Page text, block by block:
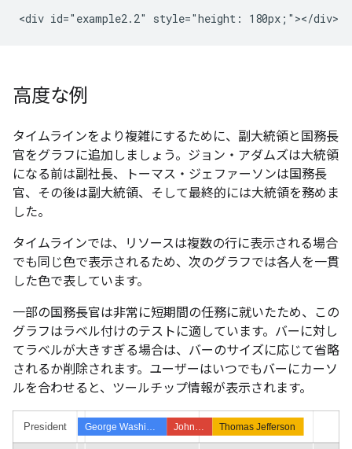
高度な例
タイムラインをより複雑にするために、副大統領と国務長
官をグラフに追加しましょう。ジョン・アダムズは大統領
になる前は副社長、トーマス・ジェファーソンは国務長
官、その後は副大統領、そして最終的には大統領を務めま
した。
タイムラインでは、リソースは複数の行に表示される場合
でも同じ色で表示されるため、次のグラフでは各人を一貫
した色で表しています。
一部の国務長官は非常に短期間の任務に就いたため、この
グラフはラベル付けのテストに適しています。バーに対し
てラベルが大きすぎる場合は、バーのサイズに応じて省略
されるか削除されます。ユーザーはいつでもバーにカーソ
ルを合わせると、ツールチップ情報が表示されます。